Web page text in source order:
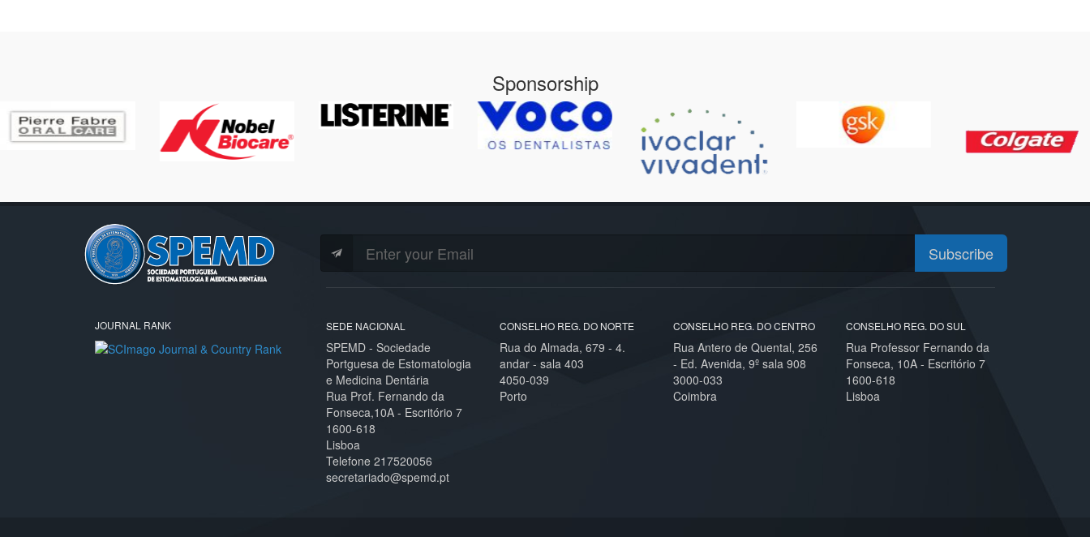
Sponsorship
Subscribe
JOURNAL RANK SEDE NACIONAL
SPEMD - Sociedade
Portguesa de Estomatologia
e Medicina Dentária
Rua Prof. Fernando da
Fonseca,10A - Escritório 7
1600-618
Lisboa
Telefone 217520056
secretariado@spemd.pt
CONSELHO REG. DO NORTE
Rua do Almada, 679 - 4.
andar - sala 403
4050-039
Porto
CONSELHO REG. DO CENTRO
Rua Antero de Quental, 256
- Ed. Avenida, 9º sala 908
3000-033
Coimbra
CONSELHO REG. DO SUL
Rua Professor Fernando da
Fonseca, 10A - Escritório 7
1600-618
Lisboa